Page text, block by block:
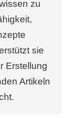
zu
sie
Erstellung
Artikeln